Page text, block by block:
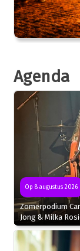
Agenda
Op 8 augustus 2026
Zomerpodium
Jong & Milka